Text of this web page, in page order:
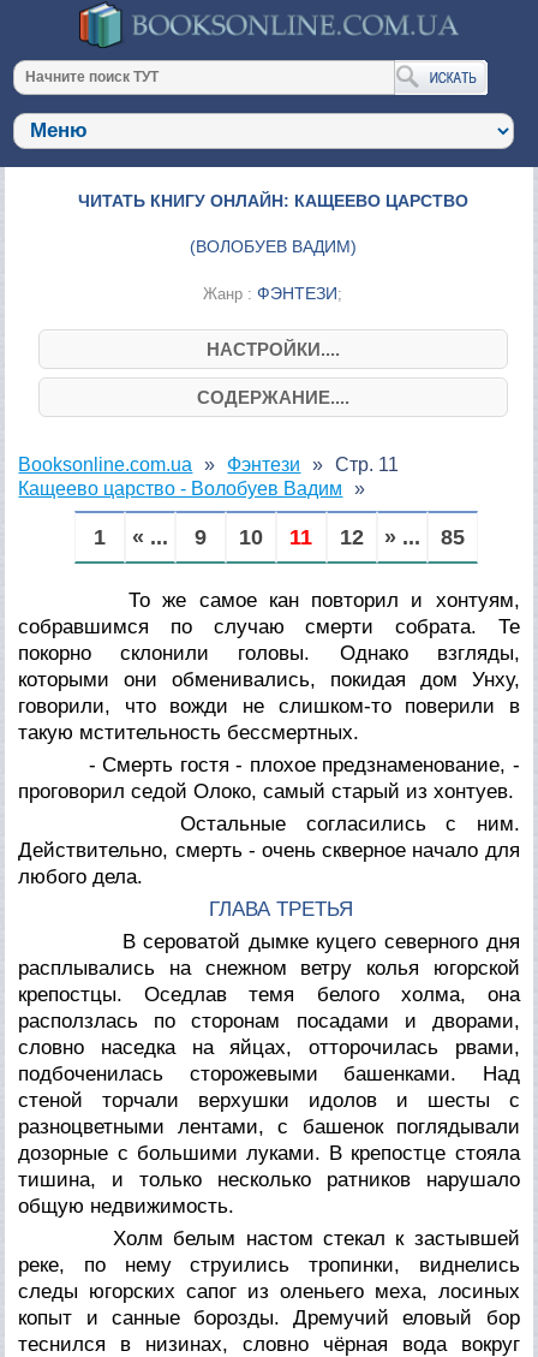
ЧИТАТЬ КНИГУ ОНЛАЙН: КАЩЕЕВО ЦАРСТВО
(ВОЛОБУЕВ ВАДИМ)
Жанр :ФЭНТЕЗИ;
НАСТРОЙКИ....
СОДЕРЖАНИЕ....
Booksonline.com.ua
Фэнтези
Кащеево царство - Волобуев Вадим
Стр. 11
1 « ... 9 10 11 12 » ... 85
То же самое кан повторил и хонтуям,
собравшимся по случаю смерти собрата. Те
покорно склонили головы. Однако взгляды,
которыми они обменивались, покидая дом Унху,
говорили, что вожди не слишком-то поверили в
такую мстительность бессмертных.
- Смерть гостя - плохое предзнаменование, -
проговорил седой Олоко, самый старый из хонтуев.
Остальные согласились с ним.
Действительно, смерть - очень скверное начало для
любого дела.
ГЛАВА ТРЕТЬЯ
В сероватой дымке куцего северного дня
расплывались на снежном ветру колья югорской
крепостцы. Оседлав темя белого холма, она
расползлась по сторонам посадами и дворами,
словно наседка на яйцах, отторочилась рвами,
подбоченилась сторожевыми башенками. Над
стеной торчали верхушки идолов и шесты с
разноцветными лентами, с башенок поглядывали
дозорные с большими луками. В крепостце стояла
тишина, и только несколько ратников нарушало
общую недвижимость.
Холм белым настом стекал к застывшей
реке, по нему струились тропинки, виднелись
следы югорских сапог из оленьего меха, лосиных
копыт и санные борозды. Дремучий еловый бор
теснился в низинах, словно чёрная вода вокруг